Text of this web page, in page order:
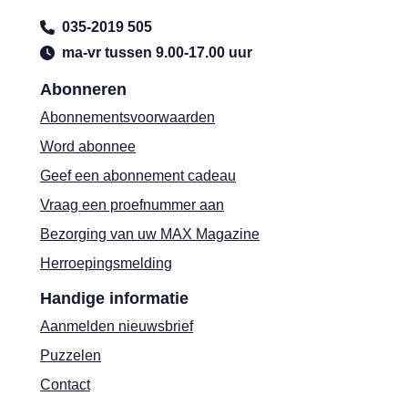
Abonneren
Abonnementsvoorwaarden
Word abonnee
Geef een abonnement cadeau
Vraag een proefnummer aan
Bezorging van uw MAX Magazine
Herroepingsmelding
Handige informatie
Aanmelden nieuwsbrief
Puzzelen
Contact
035-2019 505
ma-vr tussen 9.00-17.00 uur